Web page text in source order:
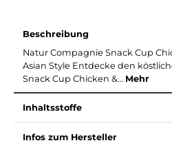
Beschreibung
Natur Compagnie Snack Cup
Asian Style Entdecke den
Snack Cup Chicken &… Mehr
Inhaltsstoffe
Infos zum Hersteller